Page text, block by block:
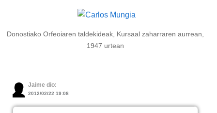
Donostiako Orfeoiaren taldekideak, Kursaal zaharraren aurrean,
1947 urtean
Jaime dio:
2012/02/22 19:08